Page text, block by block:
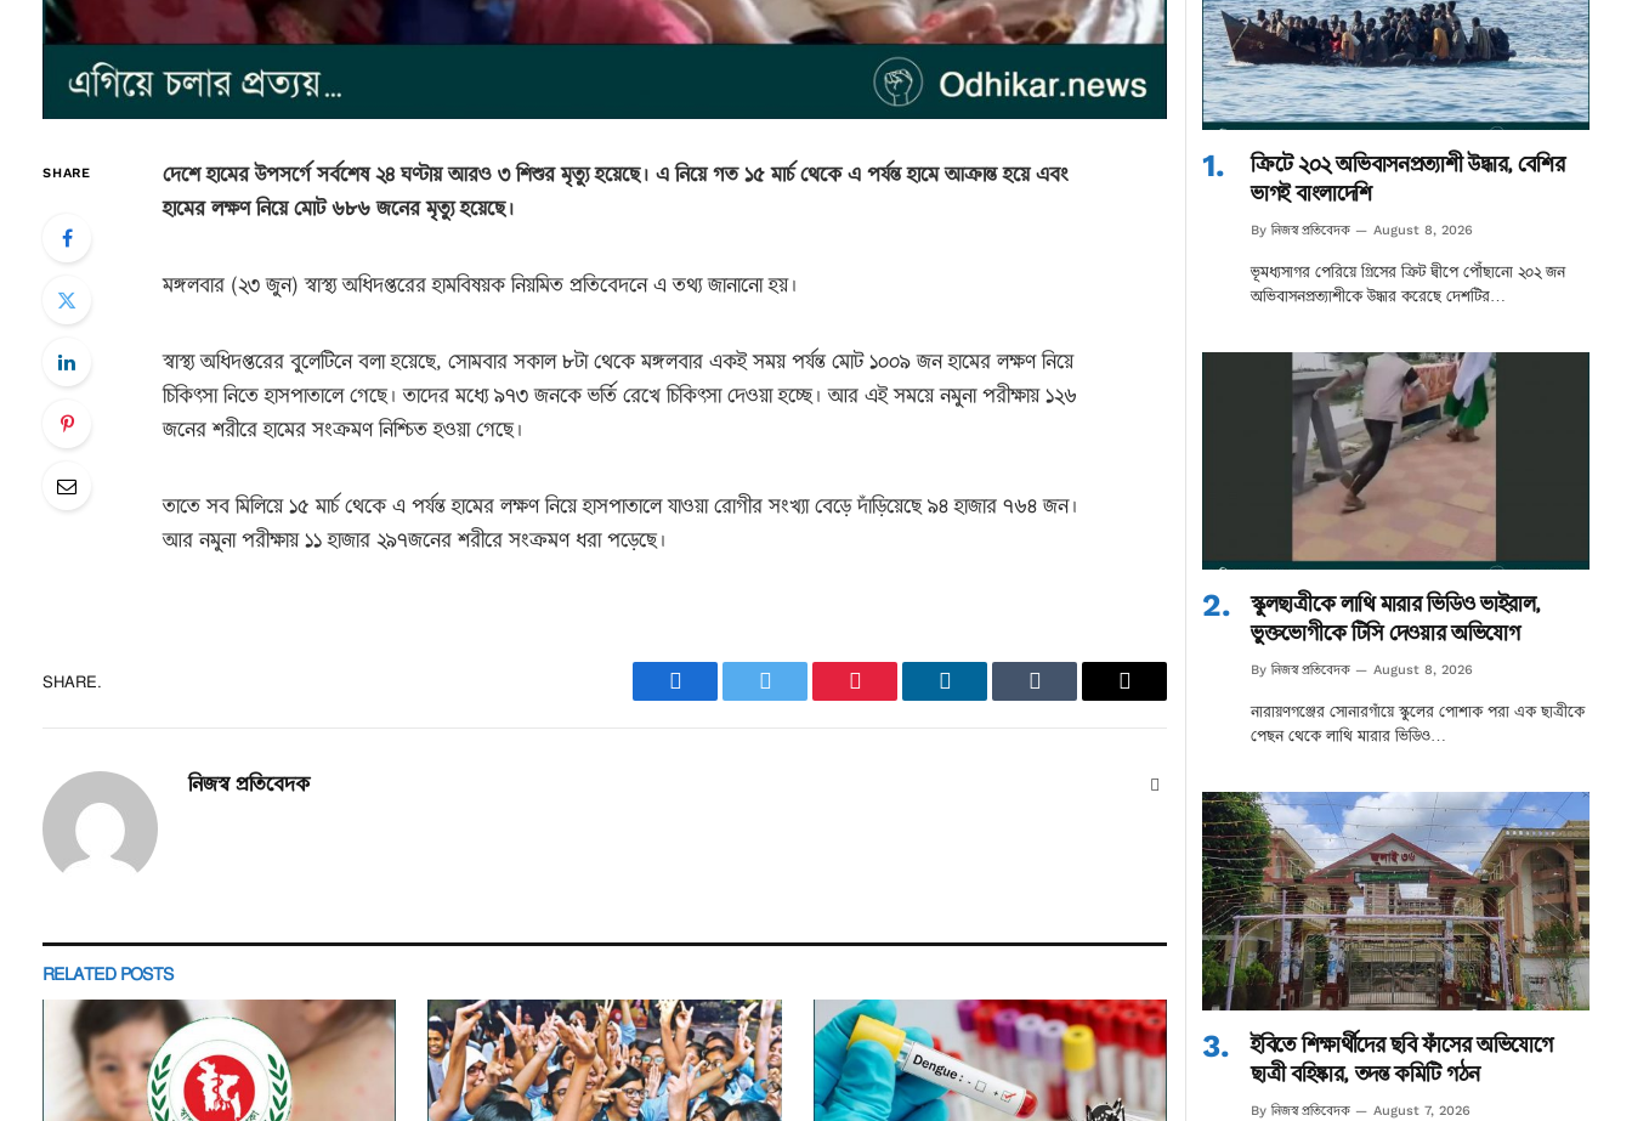
SHARE
দেশে হামের উপসর্গে সর্বশেষ ২৪ ঘণ্টায় আরও ৩ শিশুর মৃত্যু হয়েছে। এ নিয়ে গত ১৫ মার্চ থেকে এ পর্যন্ত হামে আক্রান্ত হয়ে এবং
হামের লক্ষণ নিয়ে মোট ৬৮৬ জনের মৃত্যু হয়েছে।
মঙ্গলবার (২৩ জুন) স্বাস্থ্য অধিদপ্তরের হামবিষয়ক নিয়মিত প্রতিবেদনে এ তথ্য জানানো হয়।
স্বাস্থ্য অধিদপ্তরের বুলেটিনে বলা হয়েছে, সোমবার সকাল ৮টা থেকে মঙ্গলবার একই সময় পর্যন্ত মোট ১০০৯ জন হামের লক্ষণ নিয়ে
চিকিৎসা নিতে হাসপাতালে গেছে। তাদের মধ্যে ৯৭৩ জনকে ভর্তি রেখে চিকিৎসা দেওয়া হচ্ছে। আর এই সময়ে নমুনা পরীক্ষায় ১২৬
জনের শরীরে হামের সংক্রমণ নিশ্চিত হওয়া গেছে।
তাতে সব মিলিয়ে ১৫ মার্চ থেকে এ পর্যন্ত হামের লক্ষণ নিয়ে হাসপাতালে যাওয়া রোগীর সংখ্যা বেড়ে দাঁড়িয়েছে ৯৪ হাজার ৭৬৪ জন।
আর নমুনা পরীক্ষায় ১১ হাজার ২৯৭জনের শরীরে সংক্রমণ ধরা পড়েছে।
SHARE.
FacebookTwitter PinterestLinkedIn Tumblr Email
নিজস্ব প্রতিবেদক
RELATED POSTS
ক্রিটে ২০২ অভিবাসনপ্রত্যাশী উদ্ধার, বেশির
ভাগই বাংলাদেশি
By নিজস্ব প্রতিবেদক August 8, 2026
ভূমধ্যসাগর পেরিয়ে গ্রিসের ক্রিট দ্বীপে পৌঁছানো ২০২ জন
অভিবাসনপ্রত্যাশীকে উদ্ধার করেছে দেশটির…
স্কুলছাত্রীকে লাথি মারার ভিডিও ভাইরাল,
ভুক্তভোগীকে টিসি দেওয়ার অভিযোগ
By নিজস্ব প্রতিবেদক August 8, 2026
নারায়ণগঞ্জের সোনারগাঁয়ে স্কুলের পোশাক পরা এক ছাত্রীকে
পেছন থেকে লাথি মারার ভিডিও…
ইবিতে শিক্ষার্থীদের ছবি ফাঁসের অভিযোগে
ছাত্রী বহিষ্কার, তদন্ত কমিটি গঠন
By নিজস্ব প্রতিবেদক August 7, 2026